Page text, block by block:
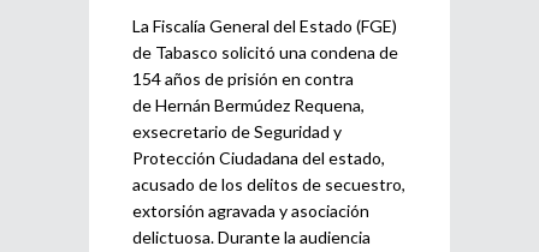
La Fiscalía General del Estado (FGE)
de Tabasco solicitó una condena de
154 años de prisión en contra
de Hernán Bermúdez Requena,
exsecretario de Seguridad y
Protección Ciudadana del estado,
acusado de los delitos de secuestro,
extorsión agravada y asociación
delictuosa. Durante la audiencia